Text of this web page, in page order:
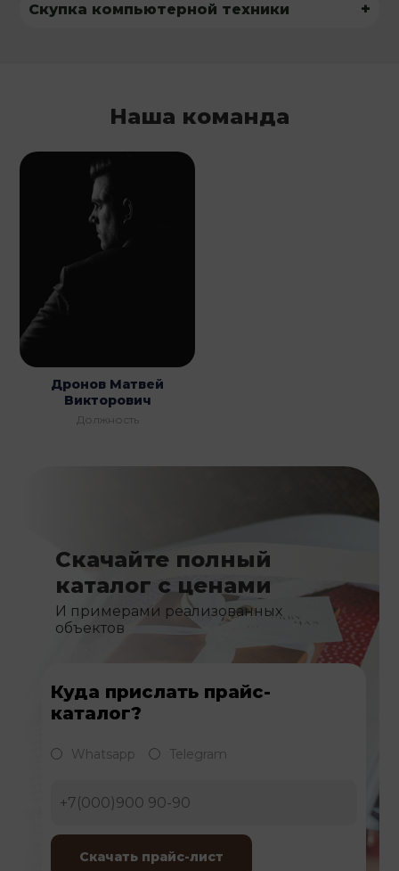
Скупка компьютерной техники +
Наша команда
Дронов Матвей
Викторович
Должность
Скачайте полный
каталог с ценами
И примерами реализованных
объектов
Куда прислать прайс-
каталог?
Whatsapp Telegram